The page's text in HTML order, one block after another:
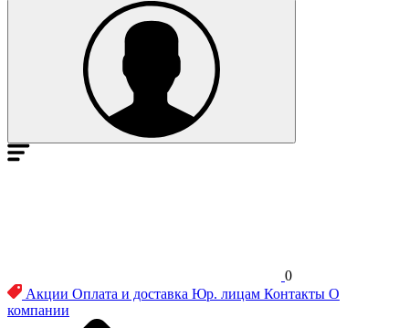
0
Акции Оплата и доставка Юр. лицам Контакты О
компании